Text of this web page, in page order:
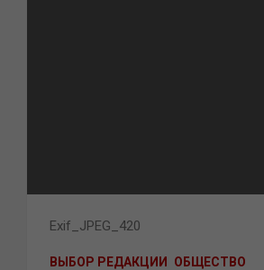
Exif_JPEG_420
ВЫБОР РЕДАКЦИИ ОБЩЕСТВО